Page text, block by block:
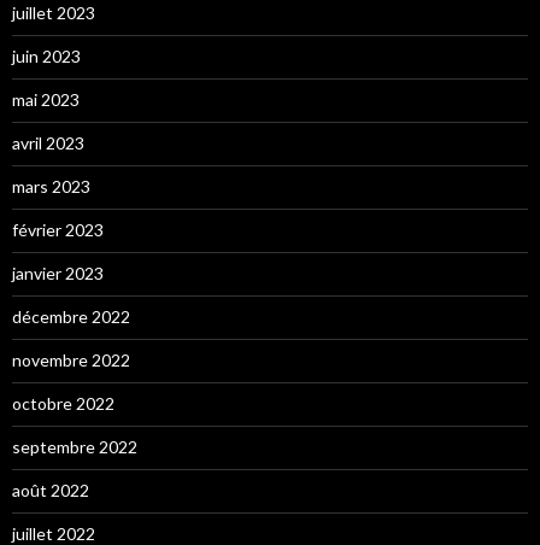
juillet 2023
juin 2023
mai 2023
avril 2023
mars 2023
février 2023
janvier 2023
décembre 2022
novembre 2022
octobre 2022
septembre 2022
août 2022
juillet 2022